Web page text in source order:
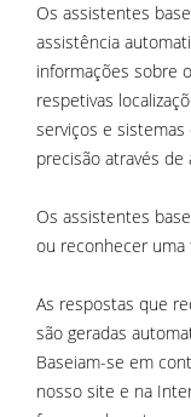
Os assistentes
assistência
informações sobre
respetivas
serviços e sistemas
precisão através
Os assistentes
ou reconhecer
As respostas que
são geradas
Baseiam-se em
nosso site e na